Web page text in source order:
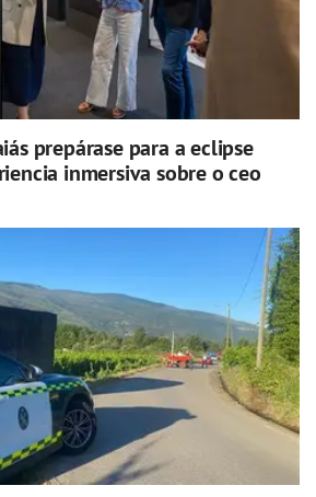
prepárase para a eclipse
inmersiva sobre o ceo